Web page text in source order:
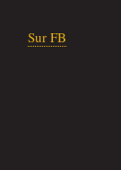
Sur FB